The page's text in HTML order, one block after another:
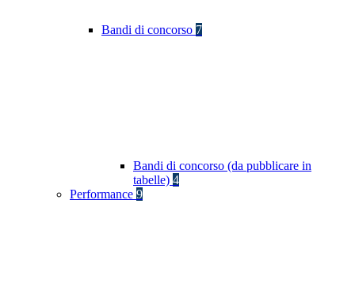
Bandi di concorso 7
Bandi di concorso (da pubblicare in
tabelle) 4
Performance 9